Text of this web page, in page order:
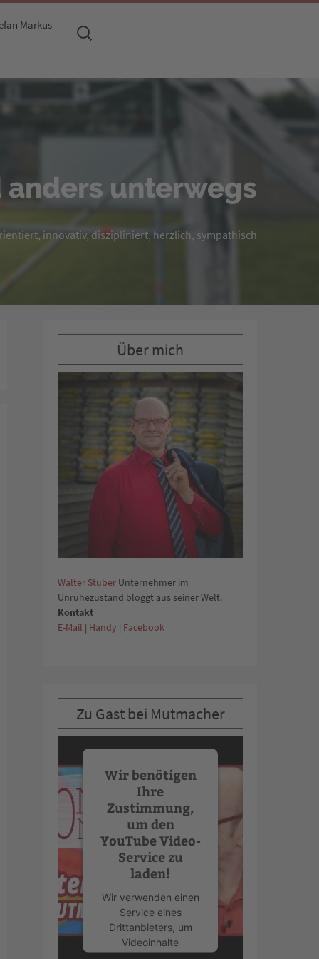
Markus
Suchen
nach:
anders unterwegs
innovativ, diszipliniert, herzlich, sympathisch
Über mich
Walter Stuber Unternehmer im
Unruhezustand bloggt aus seiner Welt.
Kontakt
E-Mail | Handy | Facebook
Zu Gast bei Mutmacher
Wir benötigen
Ihre
Zustimmung,
um den
YouTube Video-
Service zu
laden!
Wir verwenden einen
Service eines
Drittanbieters, um
Videoinhalte